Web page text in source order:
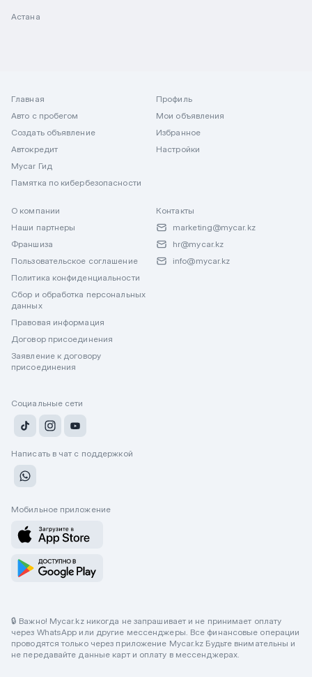
Астана
Главная
Авто с пробегом
Создать объявление
Автокредит
Mycar Гид
Памятка по кибербезопасности
Профиль
Мои объявления
Избранное
Настройки
О компании
Наши партнеры
Франшиза
Пользовательское соглашение
Политика конфиденциальности
Сбор и обработка персональных
данных
Правовая информация
Договор присоединения
Заявление к договору
присоединения
Контакты
marketing@mycar.kz
hr@mycar.kz
info@mycar.kz
Социальные сети
Написать в чат с поддержкой
Мобильное приложение
🔒 Важно! Mycar.kz никогда не запрашивает и не принимает оплату
через WhatsApp или другие мессенджеры. Все финансовые операции
проводятся только через приложение Mycar.kz Будьте внимательны и
не передавайте данные карт и оплату в мессенджерах.